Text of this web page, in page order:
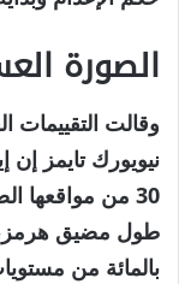
الصورة
وقالت التقييمات
نيويورك تايمز
بالمائة من